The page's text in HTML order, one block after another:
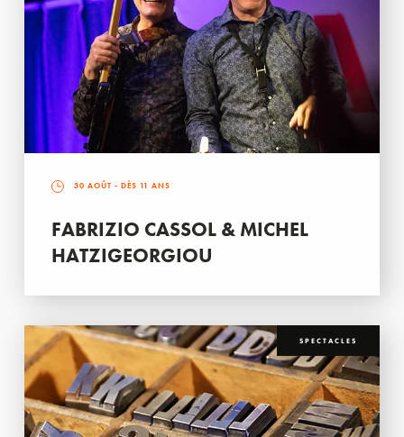
30 AOÛT - DÈS 11 ANS
FABRIZIO CASSOL & MICHEL
HATZIGEORGIOU
SPECTACLES